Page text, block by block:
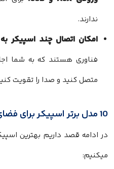
ندارند.
امکان اتصال چند اسپیکر
فناوری هستند که به شما
متصل کنید و صدا را تقویت
10 مدل برتر اسپیکر برای فضای باز و سفر نوروز
در ادامه قصد داریم بهترین
میکنیم: